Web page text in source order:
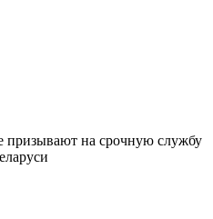
призывают на срочную службу